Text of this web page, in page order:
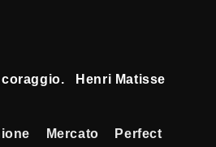
coraggio. Henri Matisse
Mercato
Perfect